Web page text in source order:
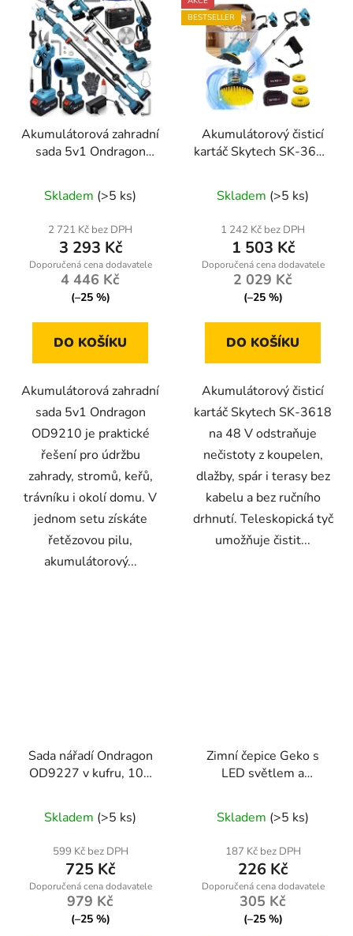
Akumulátorová zahradní
sada 5v1 Ondragon
pila, sekátor, vyžínač,
foukač, 2× aku 48 V
Skladem (>5 ks)
2 721 Kč bez DPH
3 293 Kč
4 446 Kč
(–25 %)
DO KOŠÍKU
Akumulátorová zahradní
sada 5v1 Ondragon
OD9210 je praktické
řešení pro údržbu
zahrady, stromů, keřů,
trávníku i okolí domu. V
jednom setu získáte
řetězovou pilu,
akumulátorový...
BESTSELLER
Akumulátorový čisticí
kartáč Skytech SK-3618
+ 3 kartáče
Skladem (>5 ks)
1 242 Kč bez DPH
1 503 Kč
2 029 Kč
(–25 %)
DO KOŠÍKU
Akumulátorový čisticí
kartáč Skytech SK-3618
na 48 V odstraňuje
nečistoty z koupelen,
dlažby, spár i terasy bez
kabelu a bez ručního
drhnutí. Teleskopická tyč
umožňuje čistit...
Sada nářadí Ondragon
OD9227 v kufru, 109
kleště a příslušenství
Skladem (>5 ks)
599 Kč bez DPH
725 Kč
979 Kč
(–25 %)
Zimní čepice Geko s
LED světlem a
kamufláž – handsfree
osvětlení pro outdoor
aktivity
Skladem (>5 ks)
187 Kč bez DPH
226 Kč
305 Kč
(–25 %)